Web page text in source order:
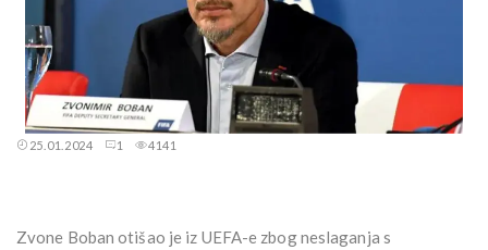
25.01.2024 1 4141
Zvone Boban otišao je iz UEFA-e zbog neslaganja s